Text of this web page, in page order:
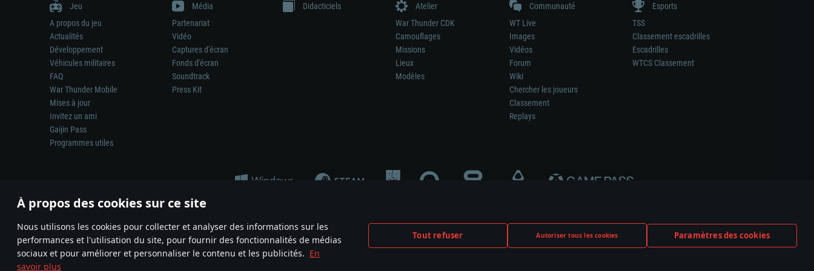
À propos des cookies sur ce site
Nous utilisons les cookies pour collecter et analyser des informations sur les
performances et l'utilisation du site, pour fournir des fonctionnalités de médias
sociaux et pour améliorer et personnaliser le contenu et les publicités. En
savoir plus
Tout refuser Autoriser tous les cookies Paramètres des cookies
Jeu
A propos du jeu
Actualités
Développement
Véhicules militaires
FAQ
War Thunder Mobile
Mises à jour
Invitez un ami
Gaijin Pass
Programmes utiles
Média
Partenariat
Vidéo
Captures d'écran
Fonds d'écran
Soundtrack
Press Kit
Didacticiels
Atelier
War Thunder CDK
Camouflages
Missions
Lieux
Modèles
Communauté
WT Live
Images
Vidéos
Forum
Wiki
Chercher les joueurs
Classement
Replays
Esports
TSS
Classement escadrilles
Escadrilles
WTCS Classement
La représentation d’une arme ou d’un véhicule réel dans ce jeu ne signifie pas la participation au développement du jeu, le sponsoring ou à l’approbation de tout fabricant d’armes ou de véhicule.
© 2011—2026 Gaijin Games Kft. All trademarks, logos and brand names are the property of their respective owners.
Termes et conditions